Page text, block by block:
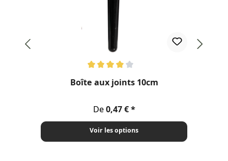
Boîte aux joints 10cm
Prix régulier :
De0,47 €
Voir les options